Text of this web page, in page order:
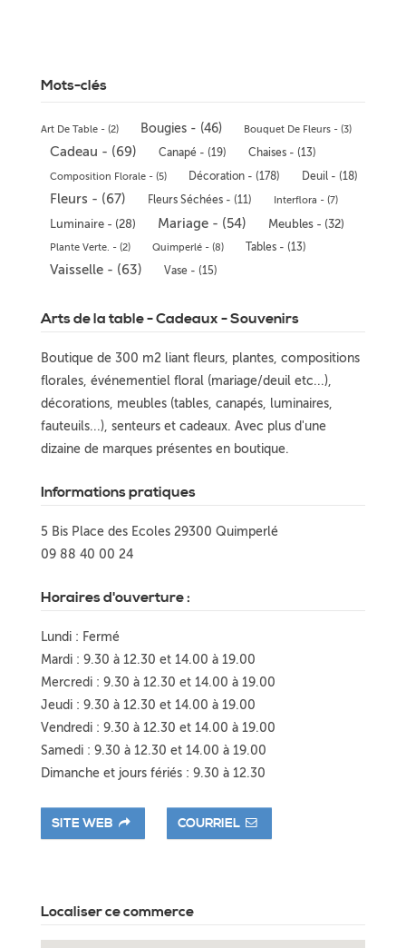
Mots-clés
Art De Table - (2) Bougies - (46) Bouquet De Fleurs - (3)
Cadeau - (69) Canapé - (19) Chaises - (13)
Composition Florale - (5) Décoration - (178) Deuil - (18)
Fleurs - (67) Fleurs Séchées - (11) Interflora - (7)
Luminaire - (28) Mariage - (54) Meubles - (32)
Plante Verte. - (2) Quimperlé - (8) Tables - (13)
Vaisselle - (63) Vase - (15)
Arts de la table - Cadeaux - Souvenirs
Boutique de 300 m2 liant fleurs, plantes, compositions
florales, événementiel floral (mariage/deuil etc...),
décorations, meubles (tables, canapés, luminaires,
fauteuils...), senteurs et cadeaux. Avec plus d'une
dizaine de marques présentes en boutique.
Informations pratiques
5 Bis Place des Ecoles 29300 Quimperlé
09 88 40 00 24
Horaires d'ouverture :
Lundi : Fermé
Mardi : 9.30 à 12.30 et 14.00 à 19.00
Mercredi : 9.30 à 12.30 et 14.00 à 19.00
Jeudi : 9.30 à 12.30 et 14.00 à 19.00
Vendredi : 9.30 à 12.30 et 14.00 à 19.00
Samedi : 9.30 à 12.30 et 14.00 à 19.00
Dimanche et jours fériés : 9.30 à 12.30
SITE WEB COURRIEL
Localiser ce commerce